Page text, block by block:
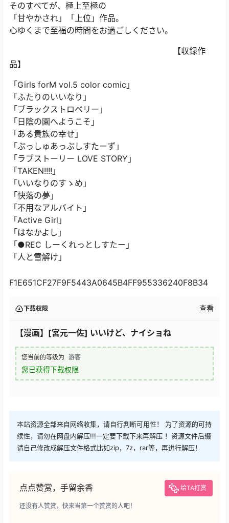
そのすべてが、極上至極の
「甘やかされ」「上位」作品。
心ゆくまで至福の時間をお過ごしください。
【収録作
品】
「Girls forM vol.5 color comic」
「ふたりのいいなり」
「ブラックストロベリー」
「日陰の園へようこそ」
「ある貴族の幸せ」
「ぷっしゅあっぷしすたーず」
「ラブストーリー LOVE STORY」
「TAKEN!!!!」
「いいなりのすゝめ」
「快落の夢」
「不用なアルバイト」
「Active Girl」
「はなかよし」
「●REC しーくれっとしすたー」
「人と雪解け」
F1E651CF27F9F5443A0645B4FF955336240F8B34
下载权限 查看
【漫画】[宮元一佐] いいけど、ナイショね
您当前的等级为 游客
您已获得下载权限
本站资源全部来自网络收集，请自行判断可用性！ 为了资源的可持
续性，请勿在网盘内解压!!!一定要下载下来再解压 ！资源文件后缀
请自己修改成解压文件格式比如zip，7z，rar等，再进行解压！
点点赞赏，手留余香 给TA打赏
还没有人赞赏，快来当第一个赞赏的人吧！